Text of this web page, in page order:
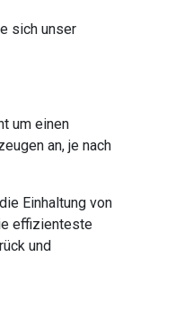
sich unser
um einen
an, je nach
Einhaltung von
effizienteste
und